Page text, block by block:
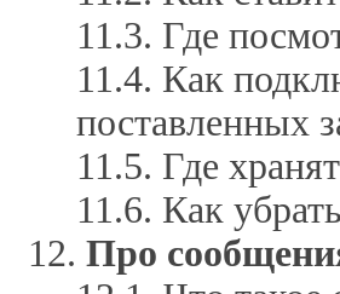
Где
Как
поставленных
Где
Как
Про